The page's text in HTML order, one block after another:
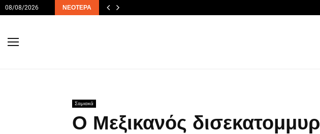
08/08/2026 ΝΕΌΤΕΡΑ
Σαμιακά
Ο Μεξικανός